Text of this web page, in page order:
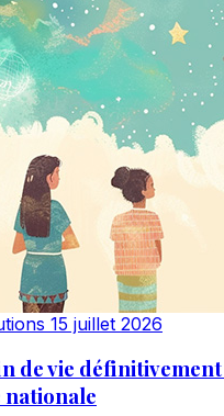
15 juillet 2026
de vie
nationale